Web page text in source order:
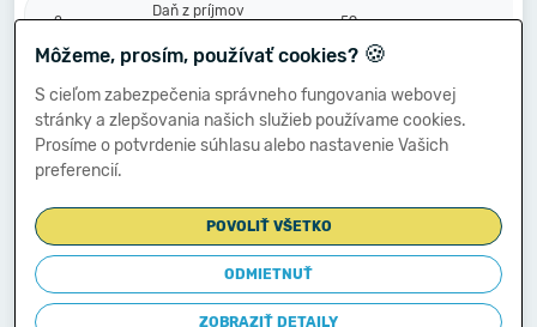
2.
Daň z príjmov
59
S.
Prevod podielov na
výsledku
hospodárenia
60
****
Výsledok
hospodárenia za
účtovné obdobie po
zdanení (+/-) (r. 56
61 59 593
Môžeme, prosím, používať cookies? 🍪
S cieľom zabezpečenia správneho fungovania webovej
stránky a zlepšovania našich služieb používame cookies.
Prosíme o potvrdenie súhlasu alebo nastavenie Vašich
preferencií.
POVOLIŤ VŠETKO
ODMIETNUŤ
ZOBRAZIŤ DETAILY